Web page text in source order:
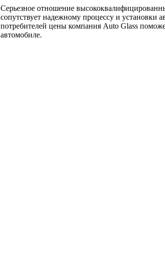
Серьезное отношение
сопутствует надежному процессу и установки
потребителей цены компания Auto Glass
автомобиле.